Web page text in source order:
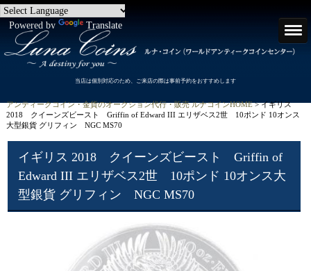
Powered by Translate
当店は個別対応のため、ご来店の際は事前予約をおすすめします
アンティークコイン・金貨のオークション代行・販売 ルナコインHOME> イギリス
2018 クイーンズビースト Griffin of Edward III エリザベス2世 10ポンド 10オンス
大型銀貨 グリフィン NGC MS70
イギリス 2018 クイーンズビースト Griffin of
Edward III エリザベス2世 10ポンド 10オンス大
型銀貨 グリフィン NGC MS70